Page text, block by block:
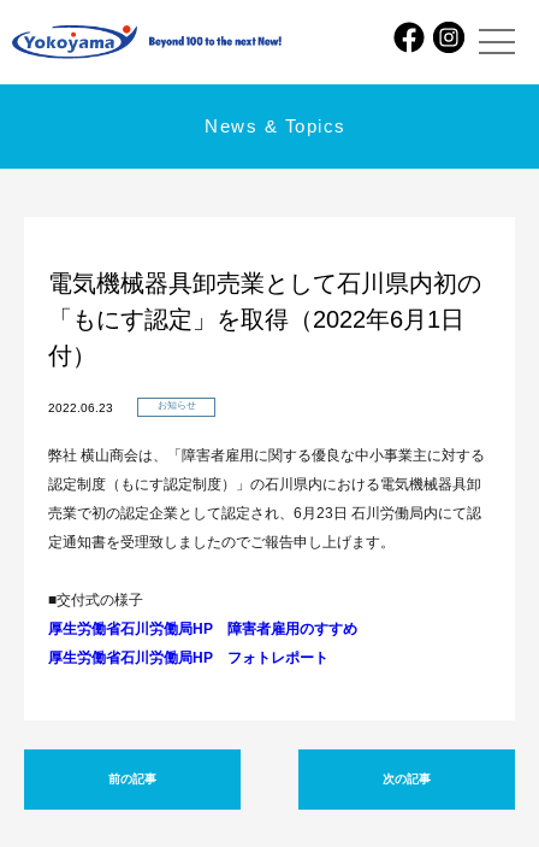
News & Topics
電気機械器具卸売業として石川県内初の
「もにす認定」を取得（2022年6月1日
付）
2022.06.23 お知らせ
弊社 横山商会は、「障害者雇用に関する優良な中小事業主に対する
認定制度（もにす認定制度）」の石川県内における電気機械器具卸
売業で初の認定企業として認定され、6月23日 石川労働局内にて認
定通知書を受理致しましたのでご報告申し上げます。
■交付式の様子
厚生労働省石川労働局HP 障害者雇用のすすめ
厚生労働省石川労働局HP フォトレポート
前の記事 次の記事